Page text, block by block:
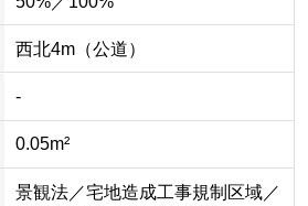
西北4m（公道）
-
0.05m²
景観法／宅地造成工事規制区域／